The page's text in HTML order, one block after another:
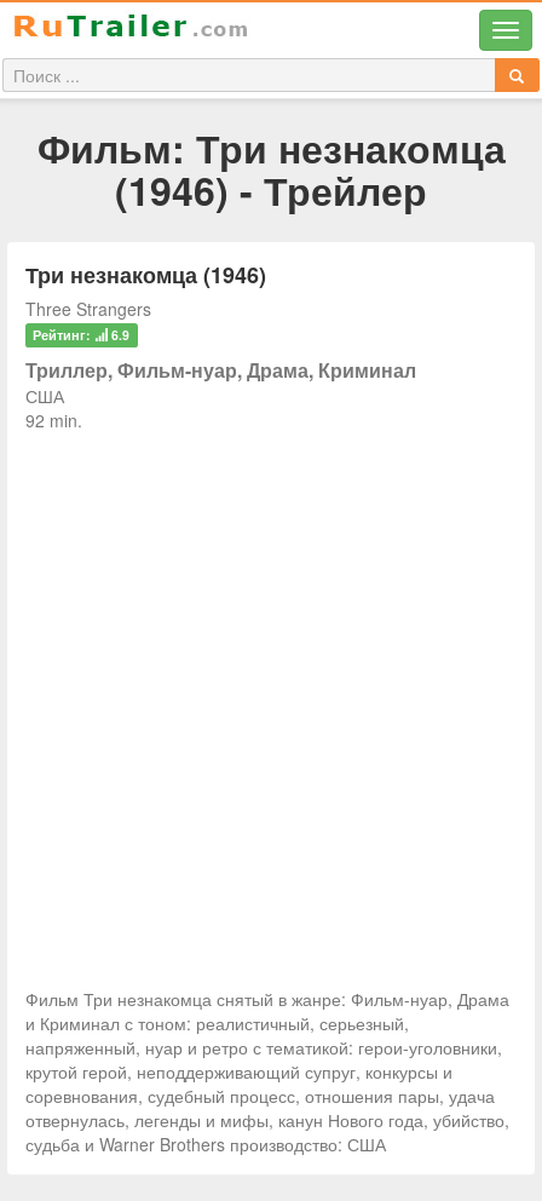
Фильм: Три незнакомца
(1946) - Трейлер
Три незнакомца (1946)
Three Strangers
Рейтинг: 6.9
Триллер, Фильм-нуар, Драма, Криминал
США
92 min.
Фильм Три незнакомца снятый в жанре: Фильм-нуар, Драма
и Криминал с тоном: реалистичный, серьезный,
напряженный, нуар и ретро с тематикой: герои-уголовники,
крутой герой, неподдерживающий супруг, конкурсы и
соревнования, судебный процесс, отношения пары, удача
отвернулась, легенды и мифы, канун Нового года, убийство,
судьба и Warner Brothers производство: США